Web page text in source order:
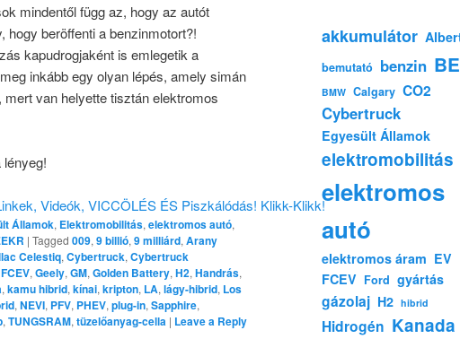
mindentől függ az, hogy az autót
beröffenti a benzinmotort?!
kapudrogjaként is emlegetik a
inkább egy olyan lépés, amely simán
van helyette tisztán elektromos
Videók, VICCÖLÉS ÉS Piszkálódás! Klikk-Klikk!
Államok, Elektromobilitás, elektromos autó,
| Tagged 009, 9 billió, 9 milliárd, Arany
Celestiq, Cybertruck, Cybertruck
FCEV, Geely, GM, Golden Battery, H2, Handrás,
, kamu hibrid, kínai, kripton, LA, lágy-hibrid, Los
, NEVI, PFV, PHEV, plug-in, Sapphire,
, TUNGSRAM, tüzelőanyag-cella | Leave a Reply
akkumulátor
bemutató benzin
BMW Calgary CO2
Cybertruck
Egyesült Államok
elektromobilitás
elektromos
autó
elektromos áram EV
FCEV Ford gyártás
gázolaj H2 hibrid
Hidrogén Kanada